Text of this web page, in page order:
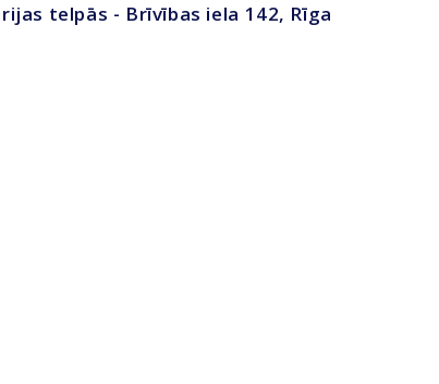
telpās - Brīvības iela 142, Rīga